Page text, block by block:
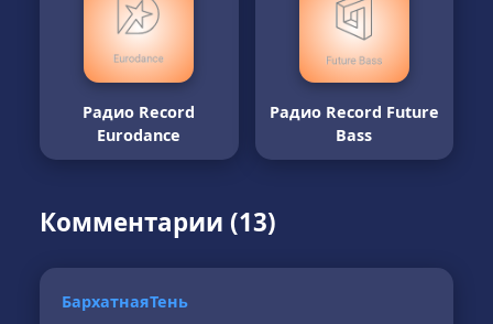
Радио Record
Eurodance
Радио Record Future
Bass
Комментарии (13)
БархатнаяТень